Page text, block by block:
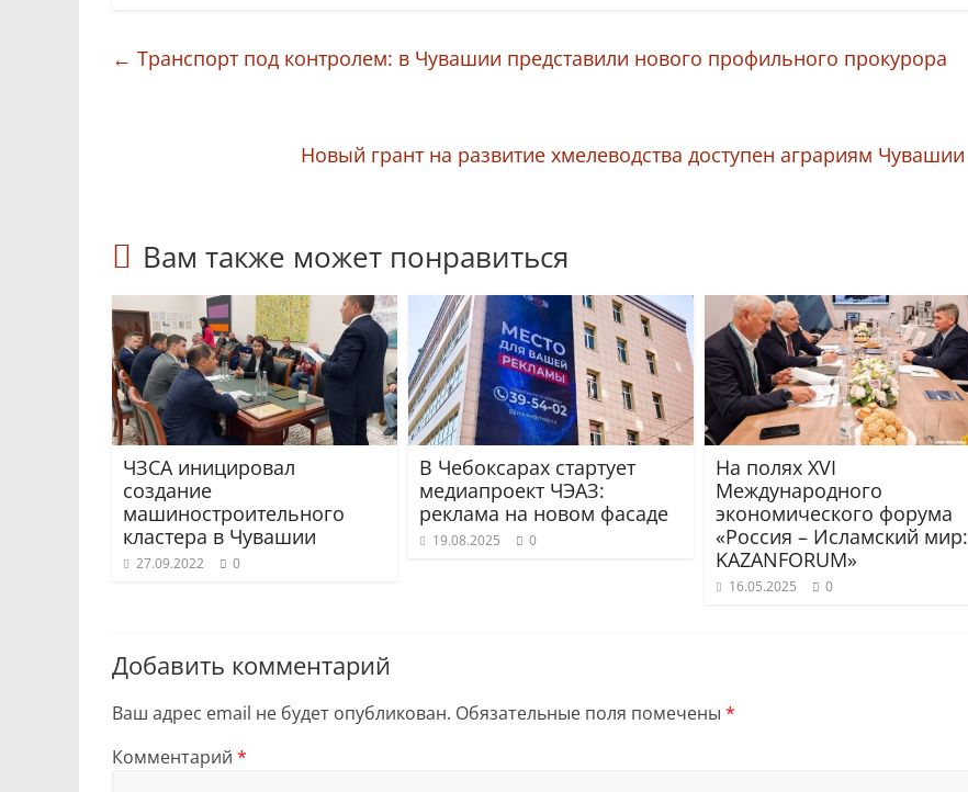
← Транспорт под контролем: в Чувашии представили нового профильного прокурора
Новый грант на развитие хмелеводства доступен аграриям Чувашии
Вам также может понравиться
ЧЗСА иницировал
создание
машиностроительного
кластера в Чувашии
27.09.2022 0
В Чебоксарах стартует
медиапроект ЧЭАЗ:
реклама на новом фасаде
19.08.2025 0
На полях XVI
Международного
экономического форума
«Россия – Исламский мир:
KAZANFORUM»
16.05.2025 0
Добавить комментарий
Ваш адрес email не будет опубликован. Обязательные поля помечены *
Комментарий *